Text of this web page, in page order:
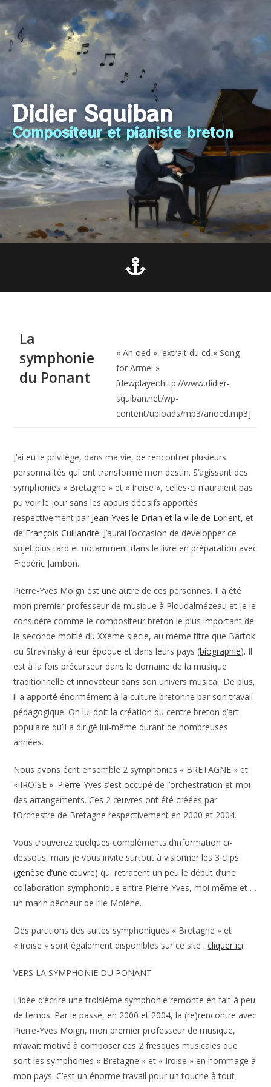
Didier Squiban
Compositeur et pianiste breton
La
symphonie
du Ponant
« An oed », extrait du cd « Song
for Armel »
[dewplayer:http://www.didier-
squiban.net/wp-
content/uploads/mp3/anoed.mp3]
J’ai eu le privilège, dans ma vie, de rencontrer plusieurs
personnalités qui ont transformé mon destin. S’agissant des
symphonies « Bretagne » et « Iroise », celles-ci n’auraient pas
pu voir le jour sans les appuis décisifs apportés
respectivement par Jean-Yves le Drian et la ville de Lorient, et
de François Cuillandre. J’aurai l’occasion de développer ce
sujet plus tard et notamment dans le livre en préparation avec
Frédéric Jambon.
Pierre-Yves Moign est une autre de ces personnes. Il a été
mon premier professeur de musique à Ploudalmézeau et je le
considère comme le compositeur breton le plus important de
la seconde moitié du XXème siècle, au même titre que Bartok
ou Stravinsky à leur époque et dans leurs pays (biographie). Il
est à la fois précurseur dans le domaine de la musique
traditionnelle et innovateur dans son univers musical. De plus,
il a apporté énormément à la culture bretonne par son travail
pédagogique. On lui doit la création du centre breton d’art
populaire qu’il a dirigé lui-même durant de nombreuses
années.
Nous avons écrit ensemble 2 symphonies « BRETAGNE » et
« IROISE ». Pierre-Yves s’est occupé de l’orchestration et moi
des arrangements. Ces 2 œuvres ont été créées par
l’Orchestre de Bretagne respectivement en 2000 et 2004.
Vous trouverez quelques compléments d’information ci-
dessous, mais je vous invite surtout à visionner les 3 clips
(genèse d’une œuvre) qui retracent un peu le début d’une
collaboration symphonique entre Pierre-Yves, moi même et …
un marin pêcheur de l’ile Molène.
Des partitions des suites symphoniques « Bretagne » et
« Iroise » sont également disponibles sur ce site :cliquer ici.
VERS LA SYMPHONIE DU PONANT
L’idée d’écrire une troisième symphonie remonte en fait à peu
de temps. Par le passé, en 2000 et 2004, la (re)rencontre avec
Pierre-Yves Moign, mon premier professeur de musique,
m’avait motivé à composer ces 2 fresques musicales que
sont les symphonies « Bretagne » et « Iroise » en hommage à
mon pays. C’est un énorme travail pour un touche à tout